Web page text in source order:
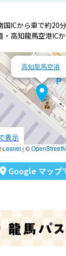
国ICから車で約20分
・高知龍馬空港IC
高知龍馬空港
Leaflet | ©
表示
Google マップ